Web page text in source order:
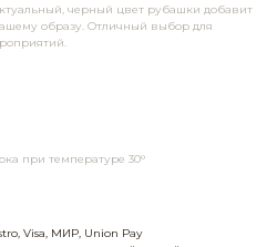
черный цвет рубашки добавит
образу. Отличный выбор для
при температуре 30°
Visa, МИР, Union Pay